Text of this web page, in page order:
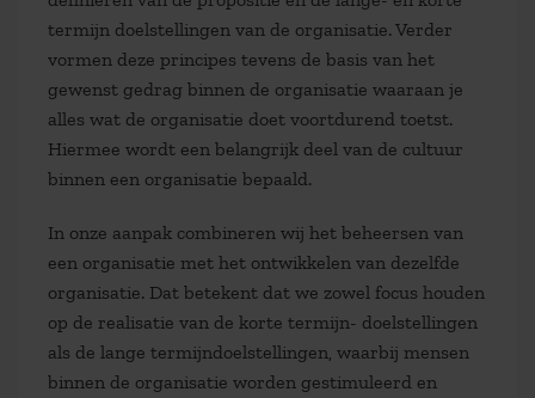
termijn doelstellingen van de organisatie. Verder
vormen deze principes tevens de basis van het
gewenst gedrag binnen de organisatie waaraan je
alles wat de organisatie doet voortdurend toetst.
Hiermee wordt een belangrijk deel van de cultuur
binnen een organisatie bepaald.
In onze aanpak combineren wij het beheersen van
een organisatie met het ontwikkelen van dezelfde
organisatie. Dat betekent dat we zowel focus houden
op de realisatie van de korte termijn- doelstellingen
als de lange termijndoelstellingen, waarbij mensen
binnen de organisatie worden gestimuleerd en